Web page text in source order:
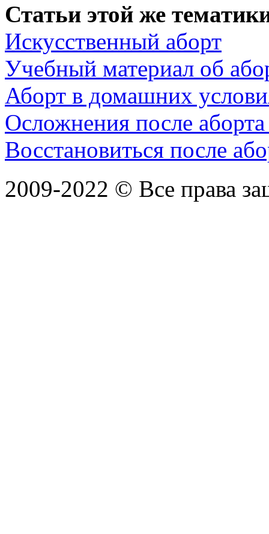
Статьи этой же
Искусственный аборт
Учебный материал об
Аборт в домашних
Осложнения после
Восстановиться после
2009-2022 © Все права